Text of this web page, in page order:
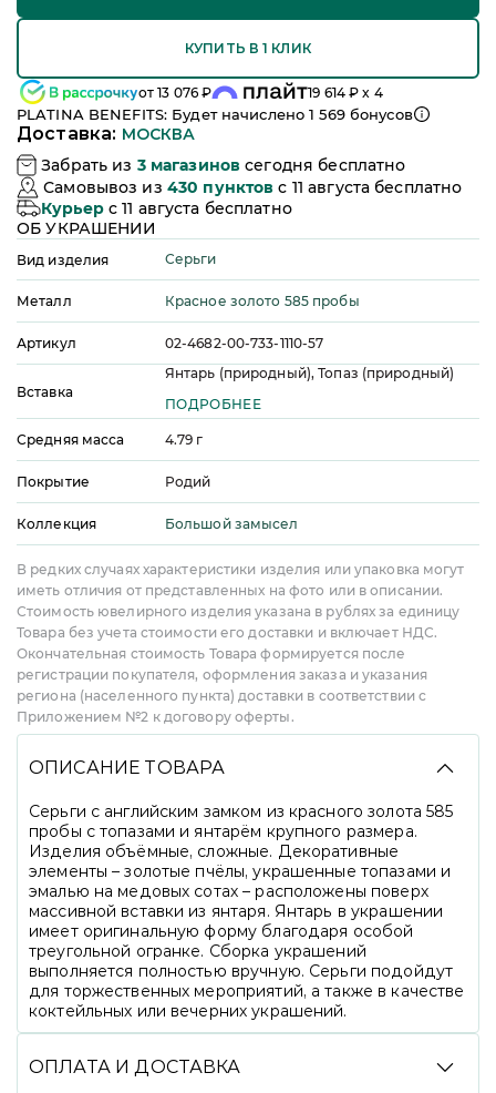
КУПИТЬ В 1 КЛИК
от13 076 ₽ 19 614₽ x 4
PLATINA BENEFITS: Будет начислено1 569 бонусов
Доставка: МОСКВА
Забрать из 3магазинов сегодня бесплатно
Самовывоз из 430 пунктов c 11 августа бесплатно
Курьер c 11 августа бесплатно
ОБ УКРАШЕНИИ
Вид изделия Серьги
Металл Красное золото 585 пробы
Артикул 02-4682-00-733-1110-57
Вставка
Янтарь (природный), Топаз (природный)
ПОДРОБНЕЕ
Средняя масса 4.79 г
Покрытие Родий
Коллекция Большой замысел
В редких случаях характеристики изделия или упаковка могут
иметь отличия от представленных на фото или в описании.
Стоимость ювелирного изделия указана в рублях за единицу
Товара без учета стоимости его доставки и включает НДС.
Окончательная стоимость Товара формируется после
регистрации покупателя, оформления заказа и указания
региона (населенного пункта) доставки в соответствии с
Приложением №2 к договору оферты.
ОПИСАНИЕ ТОВАРА
Серьги с английским замком из красного золота 585
пробы с топазами и янтарём крупного размера.
Изделия объёмные, сложные. Декоративные
элементы – золотые пчёлы, украшенные топазами и
эмалью на медовых сотах – расположены поверх
массивной вставки из янтаря. Янтарь в украшении
имеет оригинальную форму благодаря особой
треугольной огранке. Сборка украшений
выполняется полностью вручную. Серьги подойдут
для торжественных мероприятий, а также в качестве
коктейльных или вечерних украшений.
ОПЛАТА И ДОСТАВКА